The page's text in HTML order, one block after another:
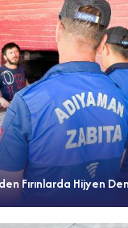
Fırınlarda Hijyen